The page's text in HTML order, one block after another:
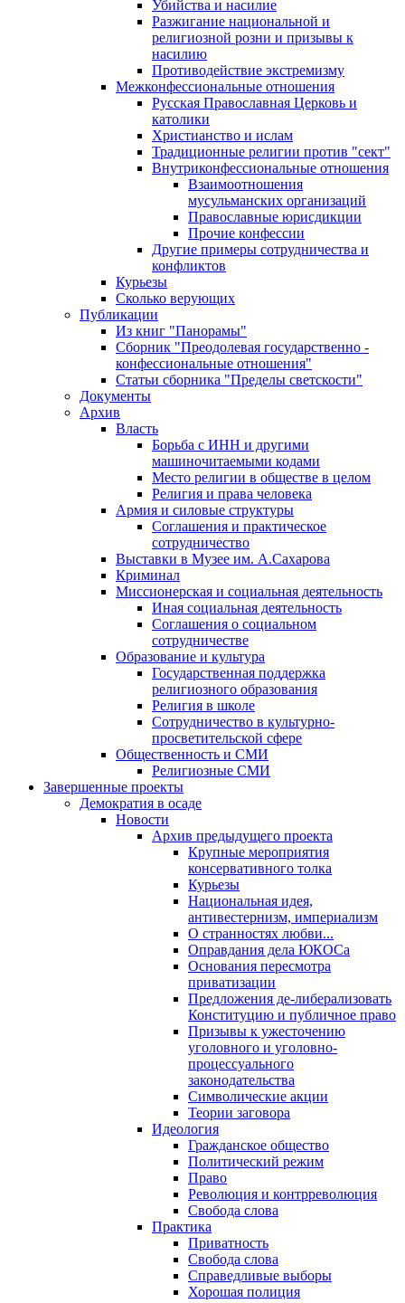
Убийства и насилие
Разжигание национальной и
религиозной розни и призывы к
насилию
Противодействие экстремизму
Межконфессиональные отношения
Русская Православная Церковь и
католики
Христианство и ислам
Традиционные религии против "сект"
Внутриконфессиональные отношения
Взаимоотношения
мусульманских организаций
Православные юрисдикции
Прочие конфессии
Другие примеры сотрудничества и
конфликтов
Курьезы
Сколько верующих
Публикации
Из книг "Панорамы"
Сборник "Преодолевая государственно -
конфессиональные отношения"
Статьи сборника "Пределы светскости"
Документы
Архив
Власть
Борьба с ИНН и другими
машиночитаемыми кодами
Место религии в обществе в целом
Религия и права человека
Армия и силовые структуры
Соглашения и практическое
сотрудничество
Выставки в Музее им. А.Сахарова
Криминал
Миссионерская и социальная деятельность
Иная социальная деятельность
Соглашения о социальном
сотрудничестве
Образование и культура
Государственная поддержка
религиозного образования
Религия в школе
Сотрудничество в культурно-
просветительской сфере
Общественность и СМИ
Религиозные СМИ
Завершенные проекты
Демократия в осаде
Новости
Архив предыдущего проекта
Крупные мероприятия
консервативного толка
Курьезы
Национальная идея,
антивестернизм, империализм
О странностях любви...
Оправдания дела ЮКОСа
Основания пересмотра
приватизации
Предложения де-либерализовать
Конституцию и публичное право
Призывы к ужесточению
уголовного и уголовно-
процессуального
законодательства
Символические акции
Теории заговора
Идеология
Гражданское общество
Политический режим
Право
Революция и контрреволюция
Свобода слова
Практика
Приватность
Свобода слова
Справедливые выборы
Хорошая полиция